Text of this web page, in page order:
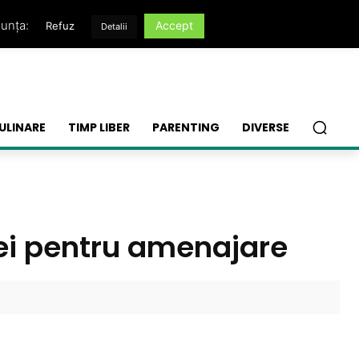
TIMP LIBER PARENTING DIVERSE
pentru amenajare
Refuz Detalii Accept